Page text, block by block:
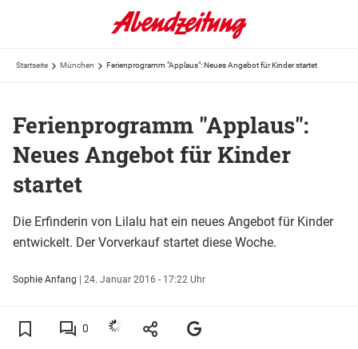
Startseite München Ferienprogramm "Applaus": Neues Angebot für Kinder startet
Ferienprogramm "Applaus":
Neues Angebot für Kinder
startet
Die Erfinderin von Lilalu hat ein neues Angebot für Kinder
entwickelt. Der Vorverkauf startet diese Woche.
Sophie Anfang | 24. Januar 2016 - 17:22 Uhr
0